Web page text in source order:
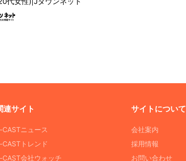
連サイト
ニュース
トレンド
CAST会社ウォッチ
サイトについて
会社案内
採用情報
お問い合わせ